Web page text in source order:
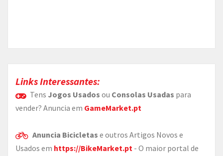
Links Interessantes:
Tens Jogos Usados ou Consolas Usadas para
vender? Anuncia em GameMarket.pt
Anuncia Bicicletas e outros Artigos Novos e
Usados em https://BikeMarket.pt - O maior portal de